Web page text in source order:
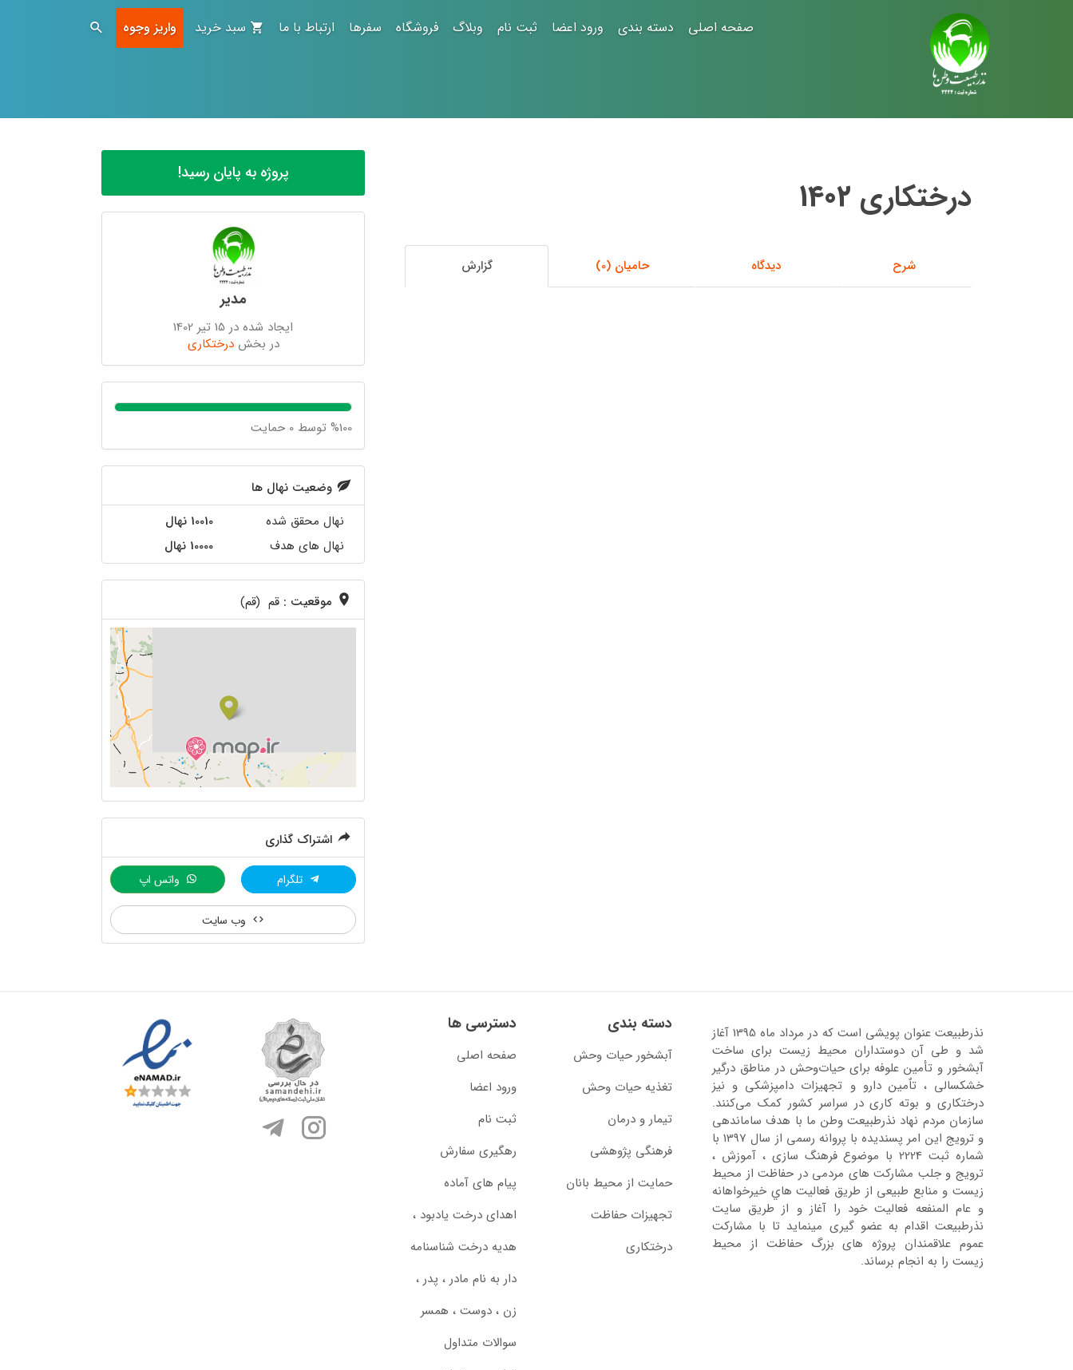
صفحه اصلی دسته بندی ورود اعضا ثبت نام وبلاگ فروشگاه سفرها ارتباط با ما سبد خرید واریز وجوه
درختکاری 1402
شرح دیدگاه حامیان (0) گزارش
پروژه به پایان رسید!
مدیر
ایجاد شده در 15 تیر 1402
در بخشدرختکاری
%100 توسط 0 حمایت
وضعیت نهال ها
نهال محقق شده
10010 نهال
نهال های هدف
10000 نهال
موقعیت : قم (قم)
اشتراک گذاری
تلگرام واتس اپ
وب سایت
نذرطبیعت عنوان پویشی است که در مرداد ماه 1395 آغاز
شد و طی آن دوستداران محیط زیست برای ساخت
آبشخور و تأمین علوفه برای حیات‌وحش در مناطق درگیر
خشکسالی ، تاٌمین دارو و تجهیزات دامپزشکی و نیز
درختکاری و بوته کاری در سراسر کشور کمک می‌کنند.
سازمان مردم نهاد نذرطبیعت وطن ما با هدف ساماندهی
و ترویج این امر پسندیده با پروانه رسمی از سال 1397 با
شماره ثبت 2224 با موضوع فرهنگ سازی ، آموزش ،
ترویج و جلب مشارکت های مردمی در حفاظت از محیط
زیست و منابع طبیعی از طریق فعالیت هاي خیرخواهانه
و عام المنفعه فعالیت خود را آغاز و از طریق سایت
نذرطبیعت اقدام به عضو گیری مینماید تا با مشارکت
عموم علاقمندان پروژه های بزرگ حفاظت از محیط
زیست را به انجام برساند.
دسته بندی
آبشخور حیات وحش
تغذیه حیات وحش
تیمار و درمان
فرهنگی پژوهشی
حمایت از محیط بانان
تجهیزات حفاظت
درختکاری
دسترسی ها
صفحه اصلی
ورود اعضا
ثبت نام
رهگیری سفارش
پیام های آماده
اهدای درخت یادبود ،‌
هدیه درخت شناسنامه
دار به نام مادر ، پدر ،
زن ، دوست ، همسر
سوالات متداول